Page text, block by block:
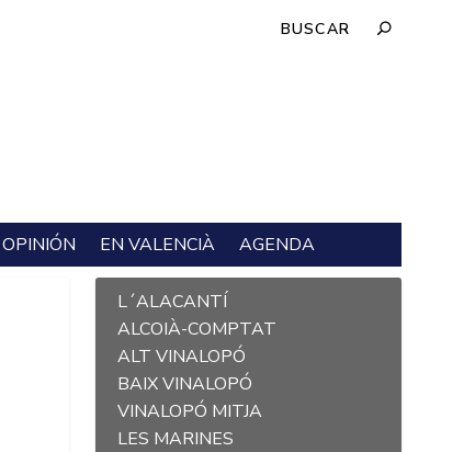
OPINIÓN EN VALENCIÀ AGENDA
L´ALACANTÍ
ALCOIÀ-COMPTAT
ALT VINALOPÓ
BAIX VINALOPÓ
VINALOPÓ MITJA
LES MARINES